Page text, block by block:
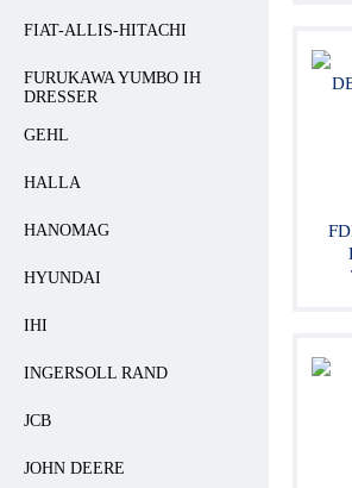
Fragebogen
FIAT-ALLIS-HITACHI
FURUKAWA YUMBO IH
DRESSER
GEHL
HALLA
HANOMAG
HYUNDAI
IHI
INGERSOLL RAND
JCB
JOHN DEERE